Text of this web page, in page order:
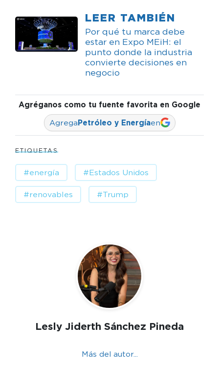
LEER TAMBIÉN
Por qué tu marca debe
estar en Expo MEiH: el
punto donde la industria
convierte decisiones en
negocio
Agréganos como tu fuente favorita en Google
AgregaPetróleo y Energíaen
ETIQUETAS
#energía #Estados Unidos
#renovables #Trump
Lesly Jiderth Sánchez Pineda
Más del autor...